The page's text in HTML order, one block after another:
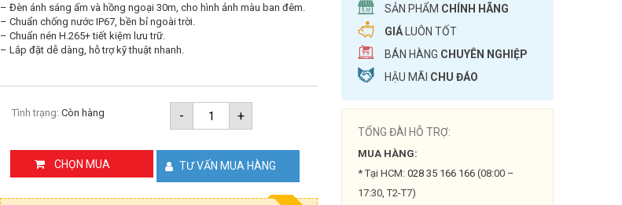
– Đèn ánh sáng ấm và hồng ngoại 30m, cho hình ảnh màu ban đêm.
– Chuẩn chống nước IP67, bền bỉ ngoài trời.
– Chuẩn nén H.265+ tiết kiệm lưu trữ.
– Lắp đặt dễ dàng, hỗ trợ kỹ thuật nhanh.
-
Camera
IP
4MP
DAHUA
DH-
IPC-
HDBW1439E1-
+
Tình trạng: Còn hàng
CHỌN MUA TƯ VẤN MUA HÀNG
SẢN PHẨM CHÍNH HÃNG
GIÁ LUÔN TỐT
BÁN HÀNG CHUYÊN NGHIỆP
HẬU MÃI CHU ĐÁO
TỔNG ĐÀI HỖ TRỢ:
MUA HÀNG:
* Tại HCM: 028 35 166 166 (08:00 –
17:30, T2-T7)